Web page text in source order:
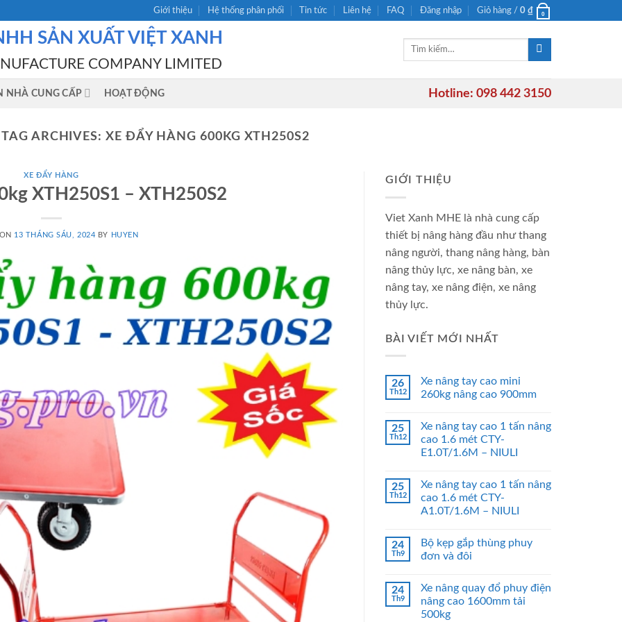
Giới thiệu Hệ thống phân phối Tin tức Liên hệ FAQ Đăng nhập Giỏ hàng / 0 ₫ 0
SẢN XUẤT VIỆT XANH
COMPANY LIMITED
Tìm
NHÀ CUNG CẤP HOẠT ĐỘNG Hotline: 098 442 3150
TAG ARCHIVES: XE ĐẨY HÀNG 600KG XTH250S2
XE ĐẨY HÀNG
XTH250S1 – XTH250S2
13 THÁNG SÁU, 2024 BY HUYEN
GIỚI THIỆU
Viet Xanh MHE là nhà cung cấp
thiết bị nâng hàng đầu như thang
nâng người, thang nâng hàng, bàn
nâng thủy lực, xe nâng bàn, xe
nâng tay, xe nâng điện, xe nâng
thủy lực.
BÀI VIẾT MỚI NHẤT
26
Th12
Xe nâng tay cao mini
260kg nâng cao 900mm
25
Th12
Xe nâng tay cao 1 tấn nâng
cao 1.6 mét CTY-
E1.0T/1.6M – NIULI
25
Th12
Xe nâng tay cao 1 tấn nâng
cao 1.6 mét CTY-
A1.0T/1.6M – NIULI
24
Th9
Bộ kẹp gắp thùng phuy
đơn và đôi
24
Th9
Xe nâng quay đổ phuy điện
nâng cao 1600mm tải
500kg